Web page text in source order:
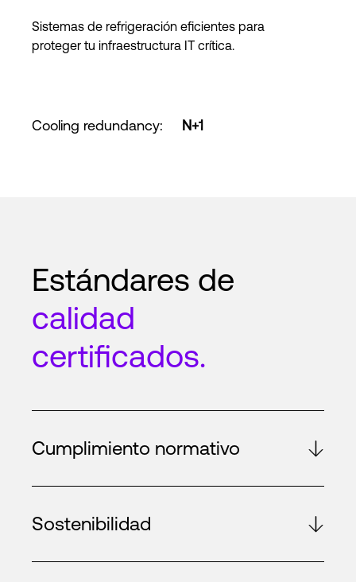
Sistemas de refrigeración eficientes para
proteger tu infraestructura IT crítica.
Cooling redundancy: N+1
Estándares de
calidad
certificados.
Cumplimiento normativo
Sostenibilidad